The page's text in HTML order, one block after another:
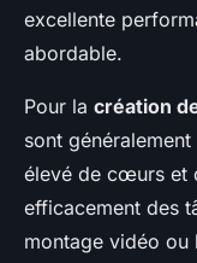
excellente
abordable.
Pour la création
sont
élevé de cœurs et
efficacement des
montage vidéo ou